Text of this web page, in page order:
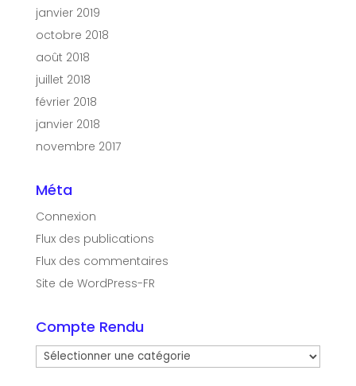
janvier 2019
octobre 2018
août 2018
juillet 2018
février 2018
janvier 2018
novembre 2017
Méta
Connexion
Flux des publications
Flux des commentaires
Site de WordPress-FR
Compte Rendu
Compte
Rendu